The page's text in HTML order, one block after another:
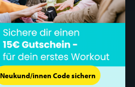
Neukund/innen Code sichern